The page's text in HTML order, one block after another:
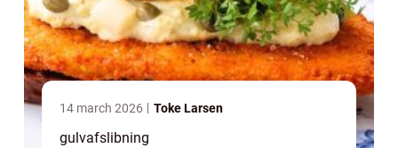
14 march 2026 Toke Larsen
gulvafslibning